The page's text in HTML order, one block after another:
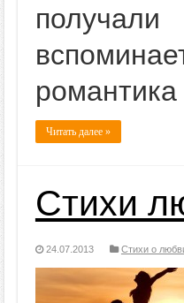
Читать далее »
Стихи
24.07.2013 Стихи о